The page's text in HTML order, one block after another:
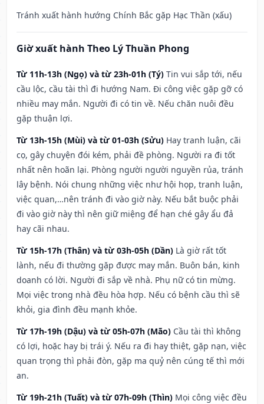
Tránh xuất hành hướng Chính Bắc gặp Hạc Thần (xấu)
Giờ xuất hành Theo Lý Thuần Phong
Từ 11h-13h (Ngọ) và từ 23h-01h (Tý) Tin vui sắp tới, nếu
cầu lộc, cầu tài thì đi hướng Nam. Đi công việc gặp gỡ có
nhiều may mắn. Người đi có tin về. Nếu chăn nuôi đều
gặp thuận lợi.
Từ 13h-15h (Mùi) và từ 01-03h (Sửu) Hay tranh luận, cãi
cọ, gây chuyện đói kém, phải đề phòng. Người ra đi tốt
nhất nên hoãn lại. Phòng người người nguyền rủa, tránh
lây bệnh. Nói chung những việc như hội họp, tranh luận,
việc quan,…nên tránh đi vào giờ này. Nếu bắt buộc phải
đi vào giờ này thì nên giữ miệng để hạn ché gây ẩu đả
hay cãi nhau.
Từ 15h-17h (Thân) và từ 03h-05h (Dần) Là giờ rất tốt
lành, nếu đi thường gặp được may mắn. Buôn bán, kinh
doanh có lời. Người đi sắp về nhà. Phụ nữ có tin mừng.
Mọi việc trong nhà đều hòa hợp. Nếu có bệnh cầu thì sẽ
khỏi, gia đình đều mạnh khỏe.
Từ 17h-19h (Dậu) và từ 05h-07h (Mão) Cầu tài thì không
có lợi, hoặc hay bị trái ý. Nếu ra đi hay thiệt, gặp nạn, việc
quan trọng thì phải đòn, gặp ma quỷ nên cúng tế thì mới
an.
Từ 19h-21h (Tuất) và từ 07h-09h (Thìn) Mọi công việc đều